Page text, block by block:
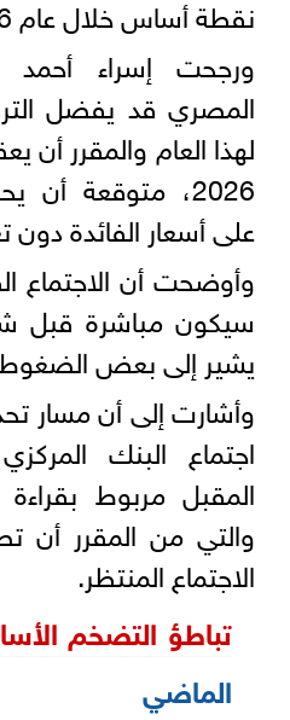
نقطة أساس خلال عام 2026.
ورجحت إسراء أحمد
المصري قد يفضل
2026، متوقعة أن
على أسعار الفائدة دون
وأوضحت أن الاجتماع
سيكون مباشرة قبل
يشير إلى بعض
وأشارت إلى أن مسار
اجتماع البنك
المقبل مربوط
والتي من المقرر أن
الاجتماع المنتظر.
تباطؤ التضخم
الماضي